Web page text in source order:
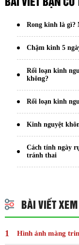
Rong kinh là gì?
Chậm kinh 5
Rối loạn kinh
không?
Rối loạn kinh
Kinh nguyệt
Cách tính ngày
tránh thai
BÀI VIẾT
Hình ảnh màng